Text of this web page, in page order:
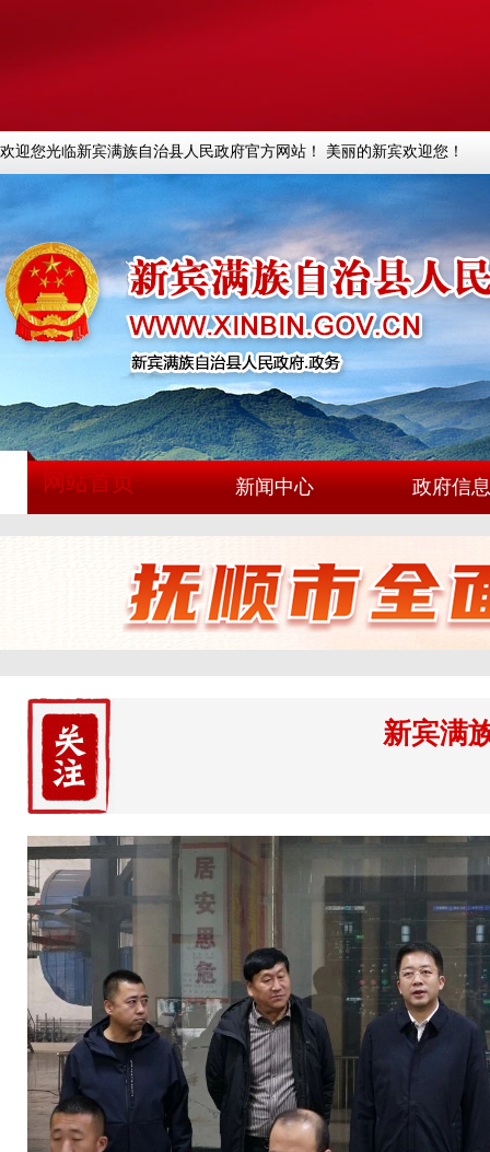
欢迎您光临新宾满族自治县人民政府官方网站！ 美丽的新宾欢迎您！
网站首页 新闻中心 政府信